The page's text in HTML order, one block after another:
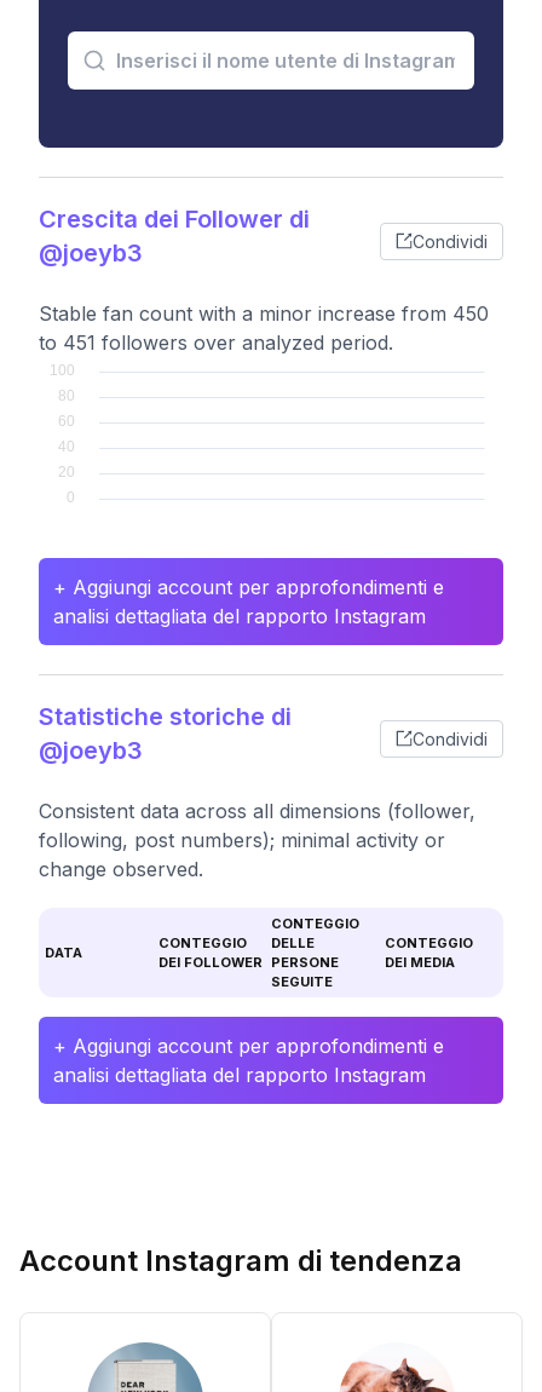
Crescita dei Follower di
@joeyb3
Condividi
Stable fan count with a minor increase from 450
to 451 followers over analyzed period.
+ Aggiungi account per approfondimenti e
analisi dettagliata del rapporto Instagram
Statistiche storiche di
@joeyb3
Condividi
Consistent data across all dimensions (follower,
following, post numbers); minimal activity or
change observed.
DATA
CONTEGGIO
DEI FOLLOWER
CONTEGGIO
DELLE
PERSONE
SEGUITE
CONTEGGIO
DEI MEDIA
+ Aggiungi account per approfondimenti e
analisi dettagliata del rapporto Instagram
Account Instagram di tendenza